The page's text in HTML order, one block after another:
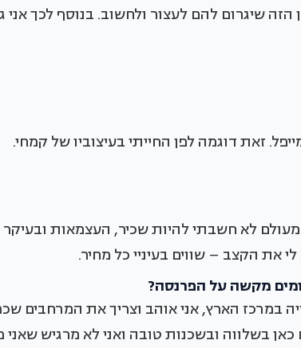
שיגרום להם לעצור ולחשוב. בנוסף לכך אני
זאת דוגמה לפן החייתי בעיצוביו של קמחי.
לא חשבתי להיות שכיר, העצמאות
את הקצב – שווים בעיניי כל מחיר.
מקשה על הפרנסה?
במרכז הארץ, אני אוהב וצריך את המרחבים
כאן בשלווה ובשכנות טובה ואני לא מרגיש